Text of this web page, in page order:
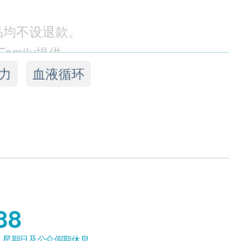
层精华，以天然复方，搭配特级
助促进血液循环、女士调理、增
不设退款。
提供。
授权使用；图片只供参考。
。 账单总额未满HK$300需附加
血液循环